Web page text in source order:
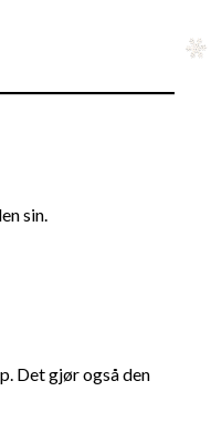
sin.
Det gjør også den